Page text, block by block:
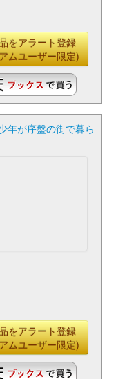
をアラート登録
ムユーザー限定)
年が序盤の街で暮ら
をアラート登録
ムユーザー限定)